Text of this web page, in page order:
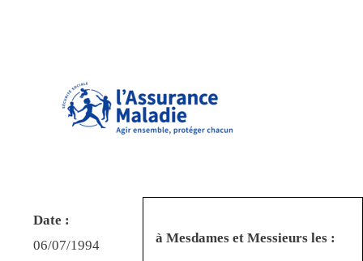
Date :
06/07/1994
à Mesdames et Messieurs les :